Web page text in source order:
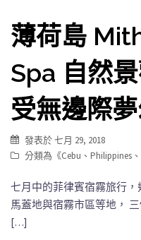
薄荷島
Spa 自然
受無邊際
發表於七月 29, 2018
分類為《Cebu 、 Philippines 、
七月中的菲律賓宿霧旅行
馬蓋地與宿霧市區等地，
[…]